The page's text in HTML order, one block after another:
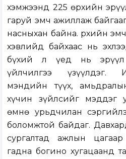
хэмжээнд 225 өрхийн
гаруй эмч ажиллаж
насныхан байна. Өрхийн
хэвлийд байхаас нь
бүхий л үед нь
үйлчилгээ үзүүлдэг.
мэндийн түүх,
хүчин зүйлсийг мэддэг
өмнө урьдчилан
боломжтой байдаг.
сургалтад ажлын
гадна богино хугацаанд